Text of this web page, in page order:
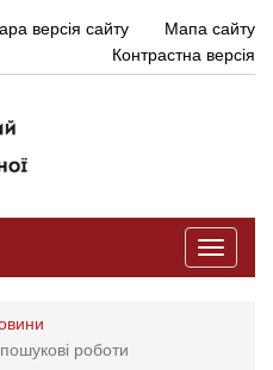
версія сайту
Мапа сайту
Контрастна версія
Toggle
роботи